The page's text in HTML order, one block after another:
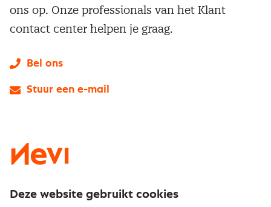
ons op. Onze professionals van het Klant
contact center helpen je graag.
Bel ons
Stuur een e-mail
Deze website gebruikt cookies